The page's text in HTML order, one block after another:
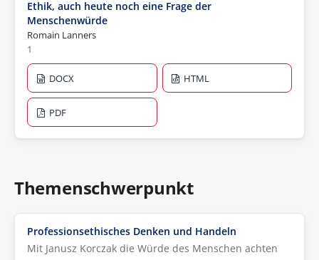
Ethik, auch heute noch eine Frage der
Menschenwürde
Romain Lanners
1
DOCX HTML
PDF
Themenschwerpunkt
Professionsethisches Denken und Handeln
Mit Janusz Korczak die Würde des Menschen achten